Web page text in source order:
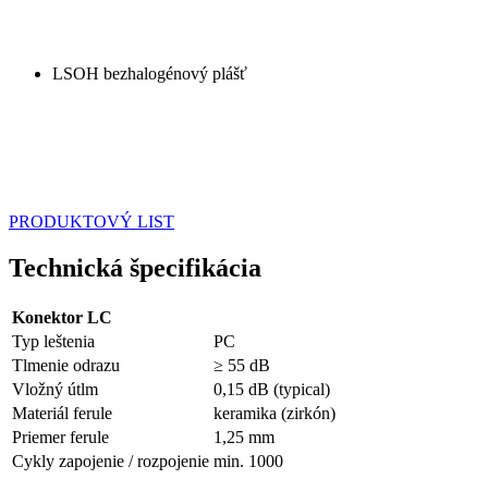
LSOH bezhalogénový plášť
PRODUKTOVÝ LIST
Technická špecifikácia
Konektor LC
Typ leštenia
PC
Tlmenie odrazu
≥ 55 dB
Vložný útlm
0,15 dB (typical)
Materiál ferule
keramika (zirkón)
Priemer ferule
1,25 mm
Cykly zapojenie / rozpojenie min. 1000